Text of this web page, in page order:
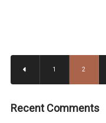
1 2
Recent Comments